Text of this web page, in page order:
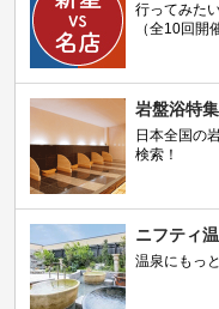
行ってみた
（全10回開
岩盤浴特集
日本全国の
検索！
ニフティ
温泉にもっ